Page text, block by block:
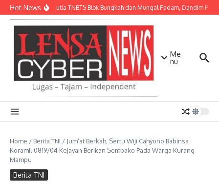
Lewati ke konten
Hot NewsApi Karhutla TNBTS Blok Bungkah dan Mungal Padam, Dandim
Me
nu
Home / Berita TNI / Jum’at Berkah, Sertu Wiji Cahyono Babinsa
Koramil 0819/04 Kejayan Berikan Sembako Pada Warga Kurang
Mampu
Berita TNI